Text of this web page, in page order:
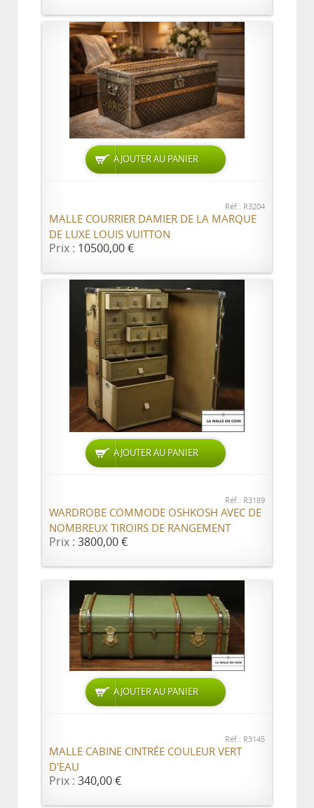
AJOUTER AU PANIER
Réf.: R3204
MALLE COURRIER DAMIER DE LA MARQUE
DE LUXE LOUIS VUITTON
Prix : 10500,00 €
AJOUTER AU PANIER
Réf.: R3189
WARDROBE COMMODE OSHKOSH AVEC DE
NOMBREUX TIROIRS DE RANGEMENT
Prix : 3800,00 €
AJOUTER AU PANIER
Réf.: R3145
MALLE CABINE CINTRÉE COULEUR VERT
D'EAU
Prix : 340,00 €